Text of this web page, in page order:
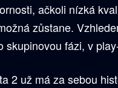
ačkoli nízká
zůstane.
skupinovou fázi, v
2 už má za sebou